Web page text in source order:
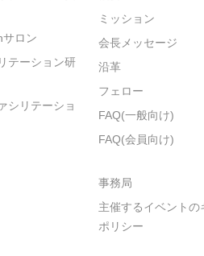
ロン
テーション研
シリテーショ
ミッション
会長メッセージ
沿革
フェロー
FAQ(一般向け)
FAQ(会員向け)
事務局
主催するイベントの
ポリシー